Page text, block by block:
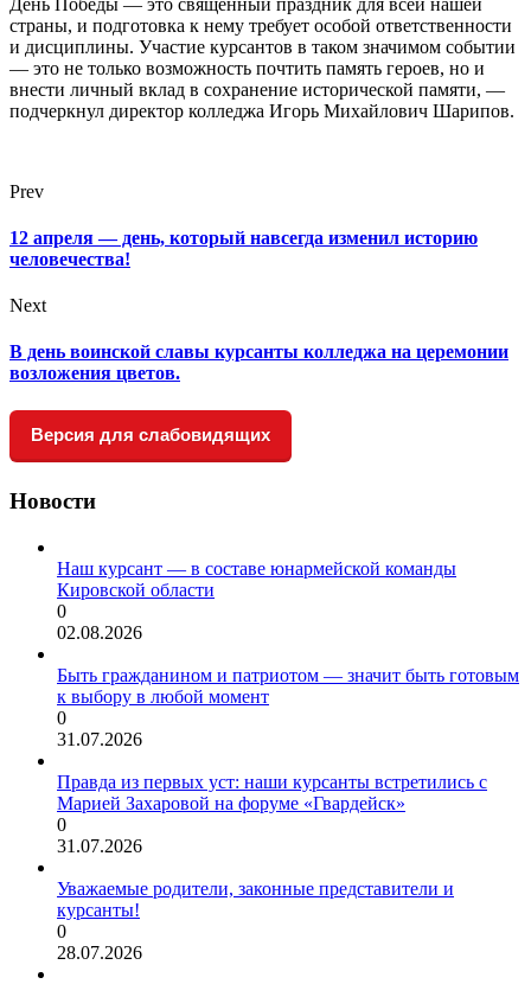
страны, и подготовка к нему требует особой ответственности
и дисциплины. Участие курсантов в таком значимом событии
— это не только возможность почтить память героев, но и
внести личный вклад в сохранение исторической памяти, —
подчеркнул директор колледжа Игорь Михайлович Шарипов.
Prev
12 апреля — день, который навсегда изменил историю
человечества!
Next
В день воинской славы курсанты колледжа на церемонии
возложения цветов.
Версия для слабовидящих
Новости
Наш курсант — в составе юнармейской команды
Кировской области
0
02.08.2026
Быть гражданином и патриотом — значит быть готовым
к выбору в любой момент
0
31.07.2026
Правда из первых уст: наши курсанты встретились с
Марией Захаровой на форуме «Гвардейск»
0
31.07.2026
Уважаемые родители, законные представители и
курсанты!
0
28.07.2026